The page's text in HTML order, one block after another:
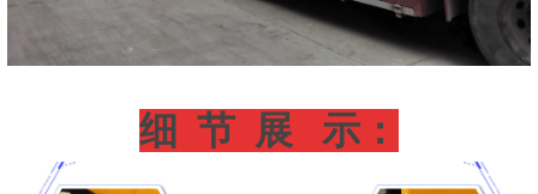
细 节 展 示：